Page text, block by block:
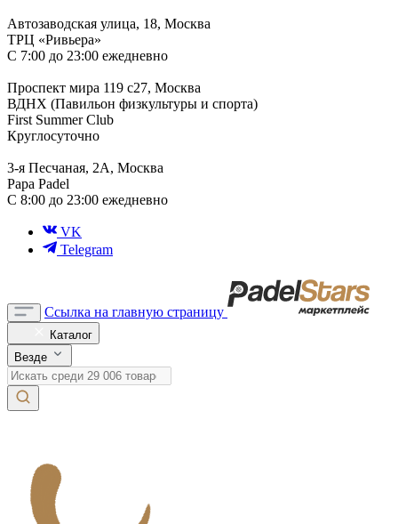
Автозаводская улица, 18, Москва
ТРЦ «Ривьера»
С 7:00 до 23:00 ежедневно
Проспект мира 119 с27, Москва
ВДНХ (Павильон физкультуры и спорта)
First Summer Club
Круглосуточно
3-я Песчаная, 2А, Москва
Papa Padel
С 8:00 до 23:00 ежедневно
VK
Telegram
Ссылка на главную страницу
Каталог
Везде